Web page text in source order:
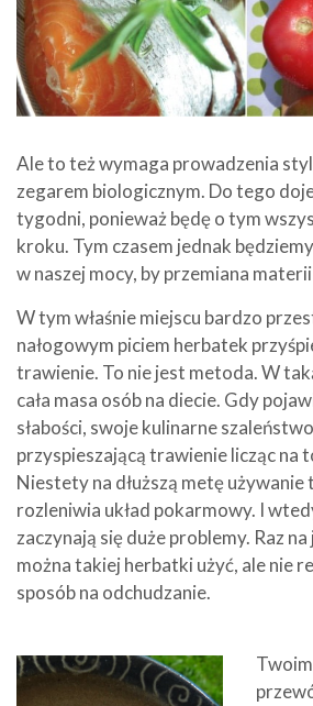
Ale to też wymaga prowadzenia
zegarem biologicznym. Do tego
tygodni, ponieważ będę o tym
kroku. Tym czasem jednak
w naszej mocy, by przemiana
W tym właśnie miejscu bardzo
nałogowym piciem herbatek
trawienie. To nie jest metoda. W
cała masa osób na diecie. Gdy
słabości, swoje kulinarne
przyspieszającą trawienie licząc na
Niestety na dłuższą metę
rozleniwia układ pokarmowy. I
zaczynają się duże problemy. Raz
można takiej herbatki użyć, ale nie
sposób na odchudzanie.